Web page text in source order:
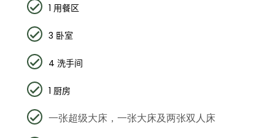
1 用餐区
3 卧室
4 洗手间
1 厨房
一张超级大床，一张大床及两张双人床